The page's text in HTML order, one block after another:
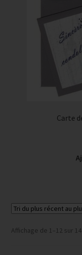
Carte
Affichage de 1–12 sur